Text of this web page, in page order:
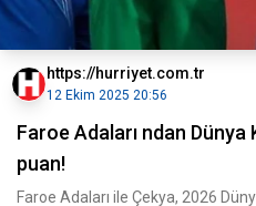
https://hurriyet.com.tr
12 Ekim 2025 20:56
Faroe Adaları ndan Dünya
puan!
Faroe Adaları ile Çekya, 2026